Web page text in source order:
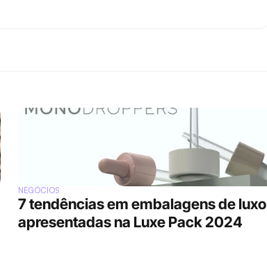
NEGÓCIOS
7 tendências em embalagens de luxo
apresentadas na Luxe Pack 2024